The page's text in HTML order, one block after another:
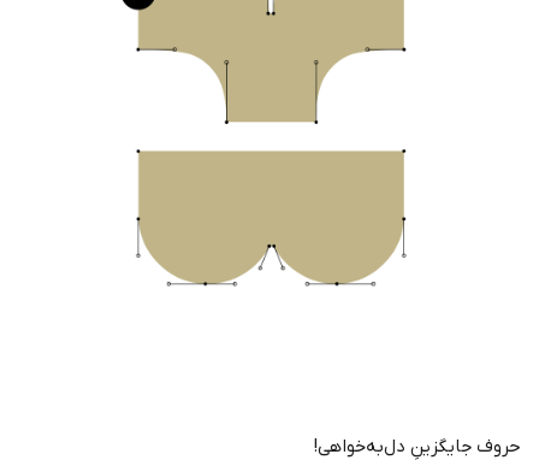
حروف جایگزینِ دل‌به‌خواهی!